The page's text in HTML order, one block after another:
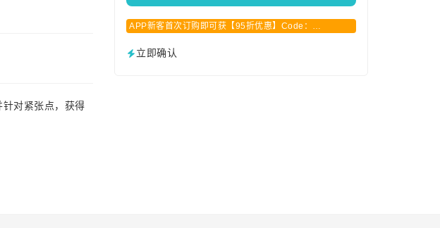
对紧张点，获得
APP新客首次订购即可获【95折优惠】Code：
立即确认